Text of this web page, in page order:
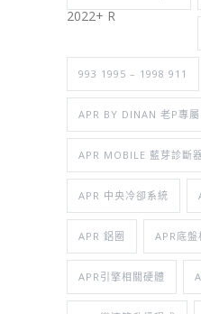
2022+ R
993 1995 – 1998 911
APR BY DINAN 老P專屬
APR MOBILE 藍芽診斷
APR 中央冷卻系統
APR 鋁圈 APR底
APR引擎相關硬體